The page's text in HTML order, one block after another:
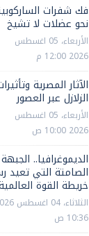
فك شفرات
نحو عضلات لا تشيخ
الأربعاء، 05 اغسطس
2026 12:00 م
الآثار المصرية
الزلازل عبر العصور
الأربعاء، 05 اغسطس
2026 10:00 ص
الديموغرافيا.. الجبهة
الصامتة التي تعيد
خريطة القوة
الثلاثاء، 04
10:36 ص